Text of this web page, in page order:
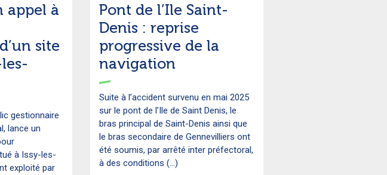
appel à
site
gestionnaire
lance un
à Issy-les-
exploité par
Pont de l’Ile Saint-
Denis : reprise
progressive de la
navigation
Suite à l’accident survenu en mai 2025
sur le pont de l’Ile de Saint Denis, le
bras principal de Saint-Denis ainsi que
le bras secondaire de Gennevilliers ont
été soumis, par arrêté inter préfectoral,
à des conditions (...)